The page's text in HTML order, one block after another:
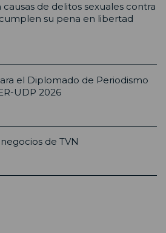
de delitos sexuales contra
su pena en libertad
el Diplomado de Periodismo
UDP 2026
de TVN